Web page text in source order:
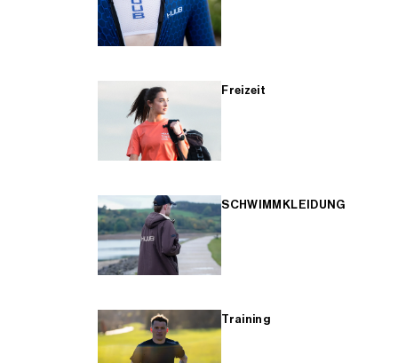
Freizeit
SCHWIMMKLEIDUNG
Training